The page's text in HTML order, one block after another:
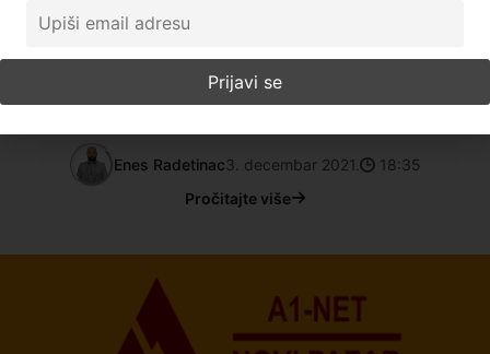
godine dostići I do 350 evra po ton. Ekipa portal A1
Enes Radetinac3. decembar 2021.
18:35
Pročitajte više